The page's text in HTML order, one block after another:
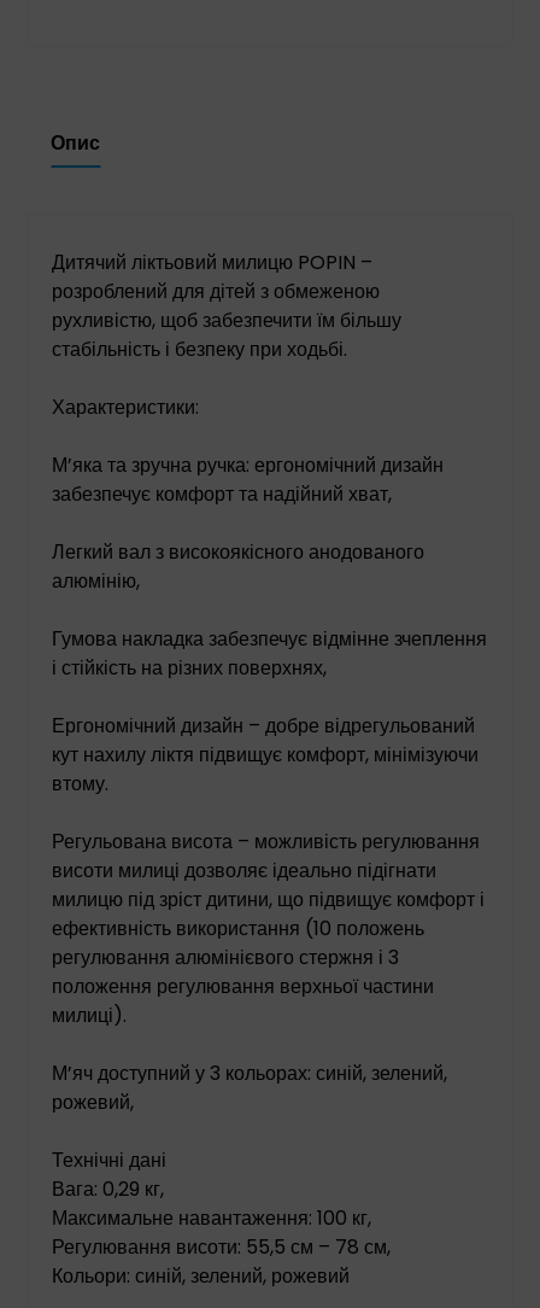
Опис
Дитячий ліктьовий милицю POPIN –
розроблений для дітей з обмеженою
рухливістю, щоб забезпечити їм більшу
стабільність і безпеку при ходьбі.
Характеристики:
М’яка та зручна ручка: ергономічний дизайн
забезпечує комфорт та надійний хват,
Легкий вал з високоякісного анодованого
алюмінію,
Гумова накладка забезпечує відмінне зчеплення
і стійкість на різних поверхнях,
Ергономічний дизайн – добре відрегульований
кут нахилу ліктя підвищує комфорт, мінімізуючи
втому.
Регульована висота – можливість регулювання
висоти милиці дозволяє ідеально підігнати
милицю під зріст дитини, що підвищує комфорт і
ефективність використання (10 положень
регулювання алюмінієвого стержня і 3
положення регулювання верхньої частини
милиці).
М’яч доступний у 3 кольорах: синій, зелений,
рожевий,
Технічні дані
Вага: 0,29 кг,
Максимальне навантаження: 100 кг,
Регулювання висоти: 55,5 см – 78 см,
Кольори: синій, зелений, рожевий